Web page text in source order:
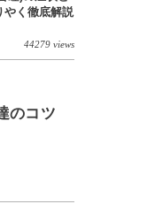
やく徹底解説
44279 views
のコツ